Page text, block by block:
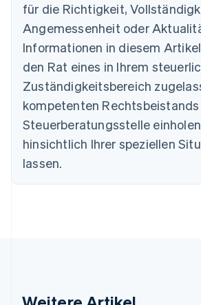
für die Richtigkeit,
Angemessenheit oder
Informationen in diesem
den Rat eines in Ihrem
Zuständigkeitsbereich
kompetenten
Steuerberatungsstelle
hinsichtlich Ihrer speziellen
lassen.
Dänemark
English
Deutschland
Deutsch English
Estland
English
Festlandchina
简体中文 English
Finnland
EnglishSvenska
Frankreich
Français
Italien